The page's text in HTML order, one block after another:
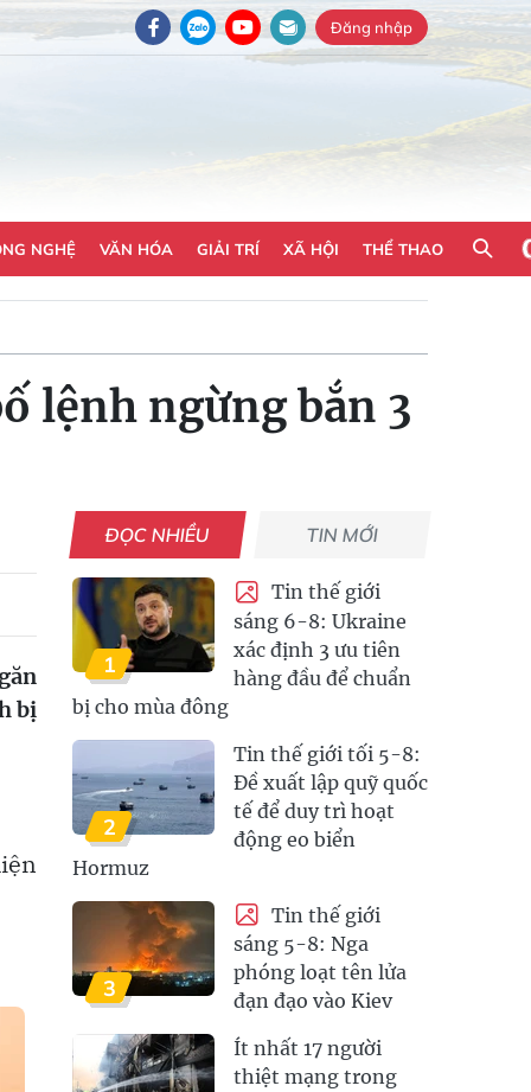
Đăng nhập
NGHỆ VĂN HÓA GIẢI TRÍ XÃ HỘI THỂ THAO
lệnh ngừng bắn 3
bị
ĐỌC NHIỀU TIN MỚI
1
Tin thế giới
sáng 6-8: Ukraine
xác định 3 ưu tiên
hàng đầu để chuẩn
bị cho mùa đông
2
Tin thế giới tối 5-8:
Đề xuất lập quỹ quốc
tế để duy trì hoạt
động eo biển
Hormuz
3
Tin thế giới
sáng 5-8: Nga
phóng loạt tên lửa
đạn đạo vào Kiev
Ít nhất 17 người
thiệt mạng trong